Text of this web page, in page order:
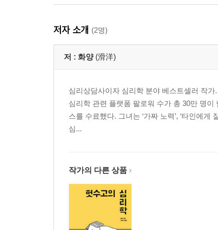
저자 소개 (2명)
저 : 화양 (滑洋)
심리상담사이자 심리학 분야 베스트셀러 작
심리학 관련 플랫폼 팔로워 수가 총 30만 명
스를 수료했다. 그녀는 ‘가짜 노력’, ‘타인에
심...
작가의 다른 상품